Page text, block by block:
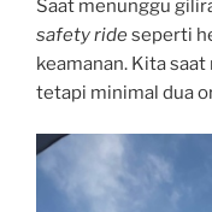
Saat menunggu
safety rideseperti
keamanan. Kita
tetapi minimal dua